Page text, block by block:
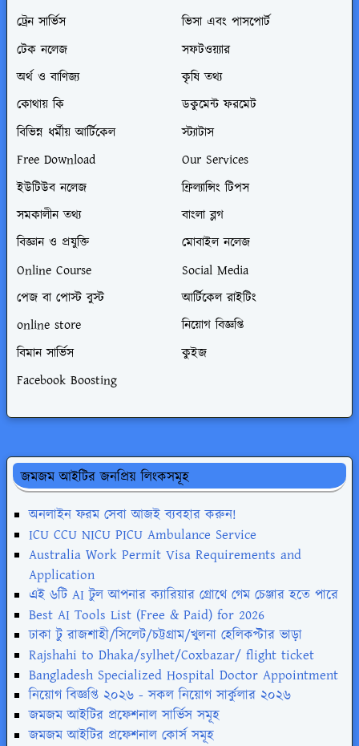
ট্রেন সার্ভিস
ভিসা এবং পাসপোর্ট
টেক নলেজ
সফটওয়্যার
অর্থ ও বাণিজ্য
কৃষি তথ্য
কোথায় কি
ডকুমেন্ট ফরমেট
বিভিন্ন ধর্মীয় আর্টিকেল
স্ট্যাটাস
Free Download
Our Services
ইউটিউব নলেজ
ফ্রিল্যান্সিং টিপস
সমকালীন তথ্য
বাংলা ব্লগ
বিজ্ঞান ও প্রযুক্তি
মোবাইল নলেজ
Online Course
Social Media
পেজ বা পোস্ট বুস্ট
আর্টিকেল রাইটিং
online store
নিয়োগ বিজ্ঞপ্তি
বিমান সার্ভিস
কুইজ
Facebook Boosting
জমজম আইটির জনপ্রিয় লিংকসমূহ
অনলাইন ফরম সেবা আজই ব্যবহার করুন!
ICU CCU NICU PICU Ambulance Service
Australia Work Permit Visa Requirements and
Application
এই ৬টি AI টুল আপনার ক্যারিয়ার গ্রোথে গেম চেঞ্জার হতে পারে
Best AI Tools List (Free & Paid) for 2026
ঢাকা টু রাজশাহী/সিলেট/চট্টগ্রাম/খুলনা হেলিকপ্টার ভাড়া
Rajshahi to Dhaka/sylhet/Coxbazar/ flight ticket
Bangladesh Specialized Hospital Doctor Appointment
নিয়োগ বিজ্ঞপ্তি ২০২৬ - সকল নিয়োগ সার্কুলার ২০২৬
জমজম আইটির প্রফেশনাল সার্ভিস সমূহ
জমজম আইটির প্রফেশনাল কোর্স সমূহ